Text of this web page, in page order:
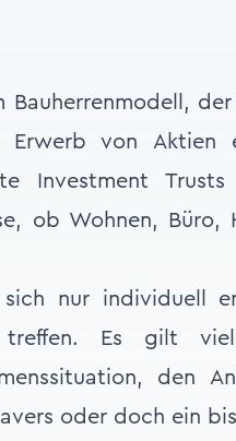
von Aktien
Investment
ob Wohnen,
nur individuell
treffen. Es gilt
den
oder doch ein